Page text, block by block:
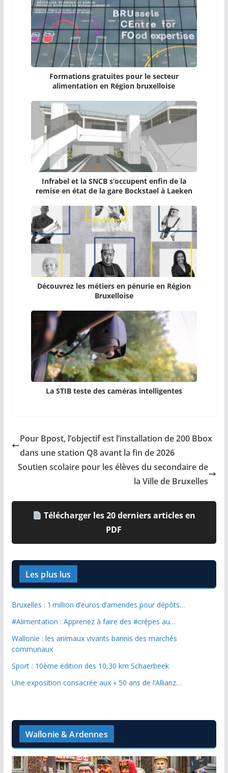
Formations gratuites pour le secteur
alimentation en Région bruxelloise
Infrabel et la SNCB s’occupent enfin de la
remise en état de la gare Bockstael à Laeken
Découvrez les métiers en pénurie en Région
Bruxelloise
La STIB teste des caméras intelligentes
Pour Bpost, l’objectif est l’installation de 200 Bbox
dans une station Q8 avant la fin de 2026
Soutien scolaire pour les élèves du secondaire de
la Ville de Bruxelles
Télécharger les 20 derniers articles en
PDF
Les plus lus
Bruxelles : 1 million d’euros d’amendes pour dépôts…
#Alimentation : Apprenez à faire des #crêpes au…
Wallonie : les animaux vivants bannis des marchés
communaux
Sport : 10ème édition des 10,30 km Schaerbeek
Une exposition consacrée aux « 50 ans de l’Allianz…
Wallonie & Ardennes